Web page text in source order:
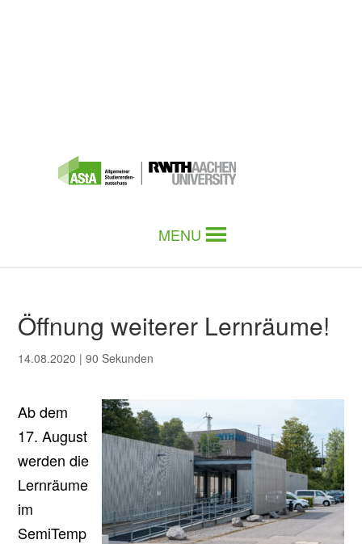
MENU
Öffnung weiterer Lernräume!
14.08.2020 |90 Sekunden
Ab dem
17. August
werden die
Lernräume
im
SemiTemp